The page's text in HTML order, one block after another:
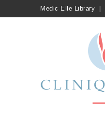
Medic Elle Library